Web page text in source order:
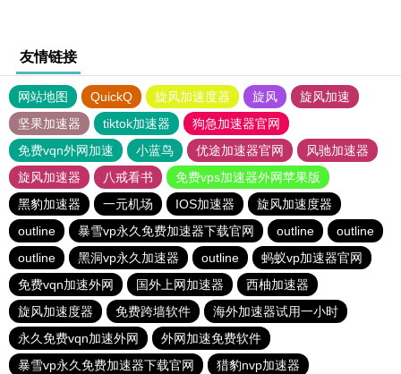
友情链接
网站地图 QuickQ 旋风加速度器 旋风
旋风加速
坚果加速器
tiktok加速器
狗急加速器官网
免费vqn外网加速
小蓝鸟 优途加速器官网
风驰加速器
旋风加速器
八戒看书
免费vps加速器外网苹果版
黑豹加速器
一元机场 IOS加速器
旋风加速度器
outline
暴雪vp永久免费加速器下载官网 outline
outline
outline
黑洞vp永久加速器 outline
蚂蚁vp加速器官网
免费vqn加速外网
国外上网加速器
西柚加速器
旋风加速度器
免费跨墙软件
海外加速器试用一小时
永久免费vqn加速外网
外网加速免费软件
暴雪vp永久免费加速器下载官网
猎豹nvp加速器